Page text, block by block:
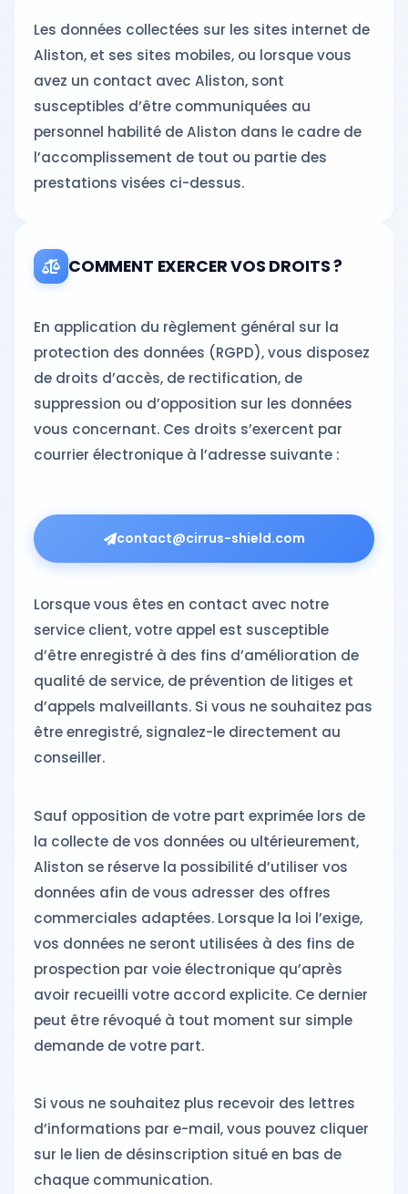
Les données collectées sur les sites internet de
Aliston, et ses sites mobiles, ou lorsque vous
avez un contact avec Aliston, sont
susceptibles d’être communiquées au
personnel habilité de Aliston dans le cadre de
l’accomplissement de tout ou partie des
prestations visées ci-dessus.
COMMENT EXERCER VOS DROITS ?
En application du règlement général sur la
protection des données (RGPD), vous disposez
de droits d’accès, de rectification, de
suppression ou d’opposition sur les données
vous concernant. Ces droits s’exercent par
courrier électronique à l’adresse suivante :
contact@cirrus-shield.com
Lorsque vous êtes en contact avec notre
service client, votre appel est susceptible
d’être enregistré à des fins d’amélioration de
qualité de service, de prévention de litiges et
d’appels malveillants. Si vous ne souhaitez pas
être enregistré, signalez-le directement au
conseiller.
Sauf opposition de votre part exprimée lors de
la collecte de vos données ou ultérieurement,
Aliston se réserve la possibilité d’utiliser vos
données afin de vous adresser des offres
commerciales adaptées. Lorsque la loi l’exige,
vos données ne seront utilisées à des fins de
prospection par voie électronique qu’après
avoir recueilli votre accord explicite. Ce dernier
peut être révoqué à tout moment sur simple
demande de votre part.
Si vous ne souhaitez plus recevoir des lettres
d’informations par e-mail, vous pouvez cliquer
sur le lien de désinscription situé en bas de
chaque communication.